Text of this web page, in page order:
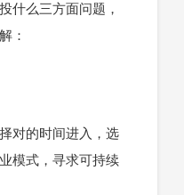
什么三方面问题，
：
对的时间进入，选
模式，寻求可持续